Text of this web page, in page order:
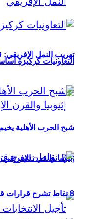
تهريب النمل
إثيوبيا والقرن
التعاونيات كركيزة
شبح الحرب الأهلية
8 نقاط تشرح قرارات قمة كمبالا بشأن “بعثة أوصوم” في الصومال؟